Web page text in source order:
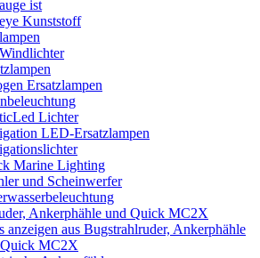
ist
Kunststoff
Ersatzlampen
Lichter
LED-Ersatzlampen
Marine Lighting
und Scheinwerfer
Ankerphähle und Quick MC2X
anzeigen aus Bugstrahlruder, Ankerphähle
MC2X